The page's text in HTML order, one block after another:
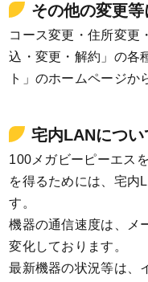
その他の変更
コース変更・住所変更
込・変更・解約」の各
ト」のホームページか
宅内LANについ
100メガビーピーエス
を得るためには、宅内
す。
機器の通信速度は、メ
変化しております。
最新機器の状況等は、